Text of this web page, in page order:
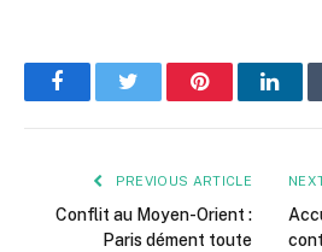
FacebookTwitter Pinterest
PREVIOUS ARTICLE
Conflit au Moyen-Orient :
Paris dément toute